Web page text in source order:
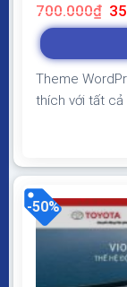
700.000₫ Giá
là:
Theme
thích với tất cả
load nhanh
Theme sạch
-50%